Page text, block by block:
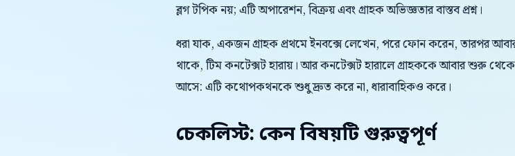
ব্লগ টপিক নয়; এটি অপারেশন, বিক্রয় এবং গ্রাহক অভিজ্ঞতার বাস্তব প্রশ্ন।
ধরা যাক, একজন গ্রাহক প্রথমে ইনবক্সে লেখেন, পরে ফোন করেন, তারপর আবার
থাকে, টিম কনটেক্সট হারায়। আর কনটেক্সট হারালে গ্রাহককে আবার শুরু
আসে: এটি কথোপকথনকে শুধু দ্রুত করে না, ধারাবাহিকও করে।
চেকলিস্ট: কেন বিষয়টি গুরুত্বপূর্ণ